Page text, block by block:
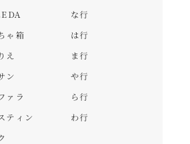
ゃ箱
え
ン
ァラ
ティン
な行
は行
ま行
や行
ら行
わ行